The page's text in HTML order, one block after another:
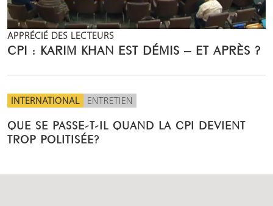
APPRÉCIÉ DES LECTEURS
CPI : KARIM KHAN EST DÉMIS – ET APRÈS ?
INTERNATIONAL ENTRETIEN
QUE SE PASSE-T-IL QUAND LA CPI DEVIENT
TROP POLITISÉE?